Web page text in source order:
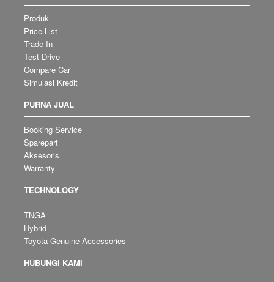
Produk
Price List
Trade-In
Test Drive
Compare Car
Simulasi Kredit
PURNA JUAL
Booking Service
Sparepart
Aksesoris
Warranty
TECHNOLOGY
TNGA
Hybrid
Toyota Genuine Accessories
HUBUNGI KAMI